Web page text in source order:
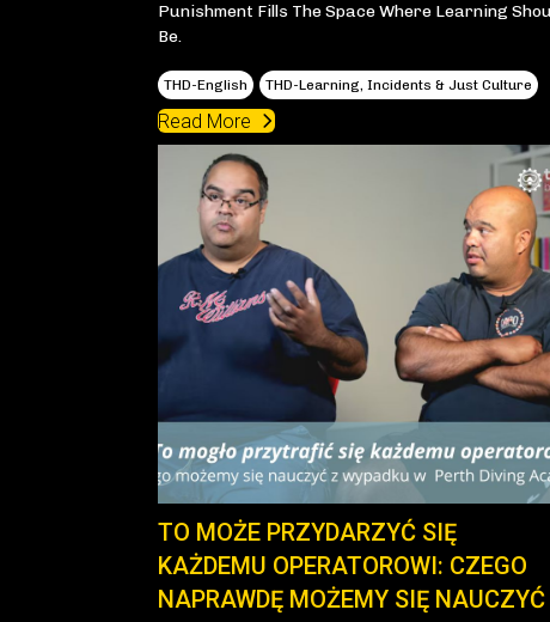
Punishment Fills The Space Where Learning
Be.
THD-English THD-Learning, Incidents & Just Culture
Read More
TO MOŻE PRZYDARZYĆ SIĘ
KAŻDEMU OPERATOROWI: CZEGO
NAPRAWDĘ MOŻEMY SIĘ